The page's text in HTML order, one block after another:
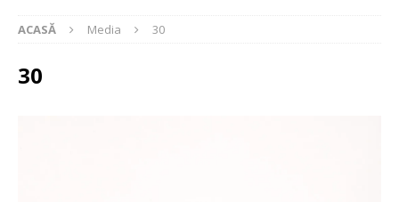
ACASĂ Media 30
30